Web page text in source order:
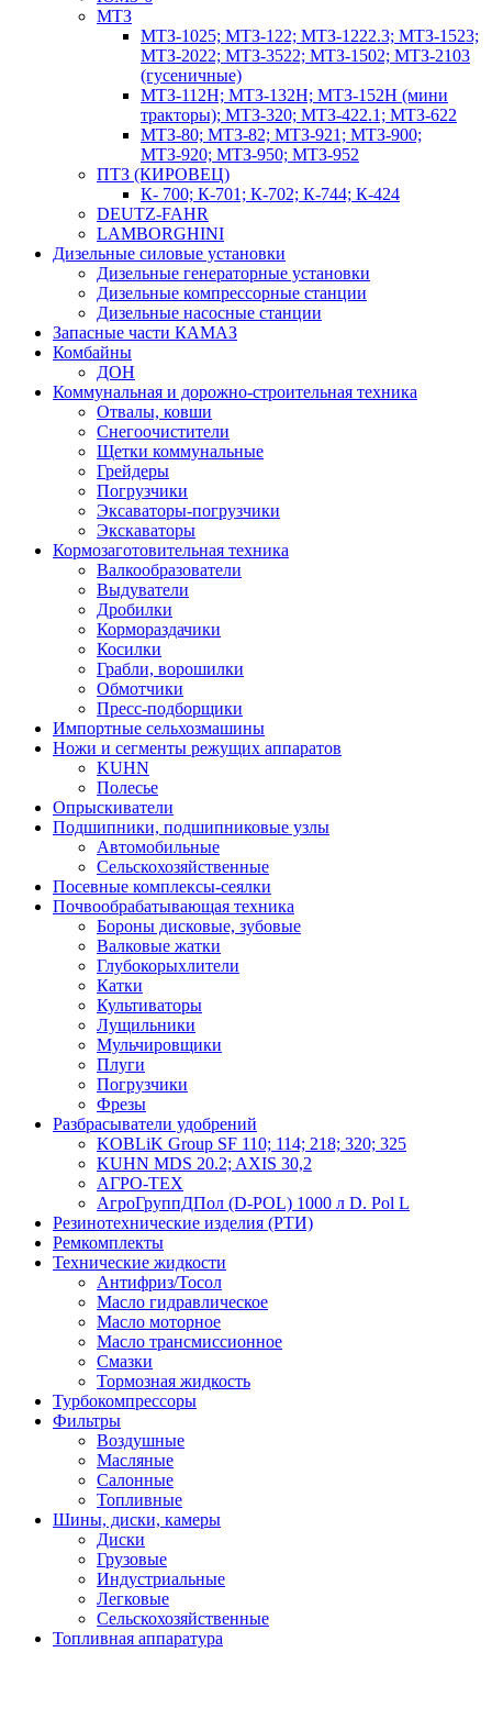
МТЗ
МТЗ-1025; МТЗ-122; МТЗ-1222.3; МТЗ-1523;
МТЗ-2022; МТЗ-3522; МТЗ-1502; МТЗ-2103
(гусеничные)
МТЗ-112Н; МТЗ-132Н; МТЗ-152Н (мини
тракторы); МТЗ-320; МТЗ-422.1; МТЗ-622
МТЗ-80; МТЗ-82; МТЗ-921; МТЗ-900;
МТЗ-920; МТЗ-950; МТЗ-952
ПТЗ (КИРОВЕЦ)
К- 700; К-701; К-702; К-744; К-424
DEUTZ-FAHR
LAMBORGHINI
Дизельные силовые установки
Дизельные генераторные установки
Дизельные компрессорные станции
Дизельные насосные станции
Запасные части КАМАЗ
Комбайны
ДОН
Коммунальная и дорожно-строительная техника
Отвалы, ковши
Снегоочистители
Щетки коммунальные
Грейдеры
Погрузчики
Эксаваторы-погрузчики
Экскаваторы
Кормозаготовительная техника
Валкообразователи
Выдуватели
Дробилки
Кормораздачики
Косилки
Грабли, ворошилки
Обмотчики
Пресс-подборщики
Импортные сельхозмашины
Ножи и сегменты режущих аппаратов
KUHN
Полесье
Опрыскиватели
Подшипники, подшипниковые узлы
Автомобильные
Сельскохозяйственные
Посевные комплексы-сеялки
Почвообрабатывающая техника
Бороны дисковые, зубовые
Валковые жатки
Глубокорыхлители
Катки
Культиваторы
Лущильники
Мульчировщики
Плуги
Погрузчики
Фрезы
Разбрасыватели удобрений
KOBLiK Group SF 110; 114; 218; 320; 325
KUHN MDS 20.2; AXIS 30,2
АГРО-ТЕХ
АгроГруппДПол (D-POL) 1000 л D. Pol L
Резинотехнические изделия (РТИ)
Ремкомплекты
Технические жидкости
Антифриз/Тосол
Масло гидравлическое
Масло моторное
Масло трансмиссионное
Смазки
Тормозная жидкость
Турбокомпрессоры
Фильтры
Воздушные
Масляные
Салонные
Топливные
Шины, диски, камеры
Диски
Грузовые
Индустриальные
Легковые
Сельскохозяйственные
Топливная аппаратура